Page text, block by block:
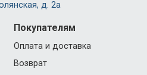
д. 2а
Покупателям
Оплата и доставка
Возврат